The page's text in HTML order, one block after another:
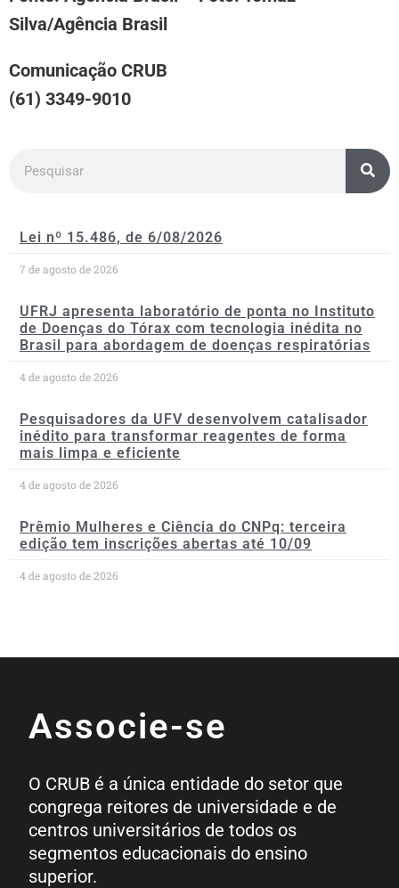
Silva/Agência Brasil
Comunicação CRUB
(61) 3349-9010
Lei nº 15.486, de 6/08/2026
7 de agosto de 2026
UFRJ apresenta laboratório de ponta no Instituto
de Doenças do Tórax com tecnologia inédita no
Brasil para abordagem de doenças respiratórias
4 de agosto de 2026
Pesquisadores da UFV desenvolvem catalisador
inédito para transformar reagentes de forma
mais limpa e eficiente
4 de agosto de 2026
Prêmio Mulheres e Ciência do CNPq: terceira
edição tem inscrições abertas até 10/09
4 de agosto de 2026
Associe-se
O CRUB é a única entidade do setor que
congrega reitores de universidade e de
centros universitários de todos os
segmentos educacionais do ensino
superior.